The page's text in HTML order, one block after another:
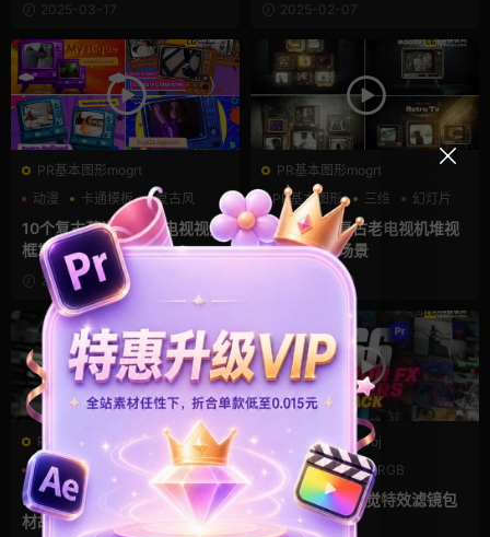
2025-03-17 2025-02-07
PR基本图形mogrt
动漫
卡通模板 复古风
10个复古蒸汽波pr老电视视频
框场景模板
2025-01-06
PR基本图形mogrt
PR基本图形
三维 幻灯片
Pr模板 6个复古老电视机堆视
频播放展示场景
2024-12-10
PR工程模板prproj
RGB
VHS 像素
PR模板 250个动态视觉特效素
材故障电视坏信号叠加效果
PR工程模板prproj
80年代
mv RGB
PR模板 66种视觉特效滤镜包